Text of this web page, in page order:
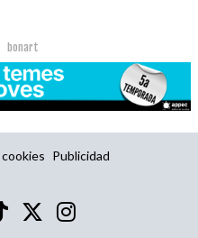
bonart
Publicidad